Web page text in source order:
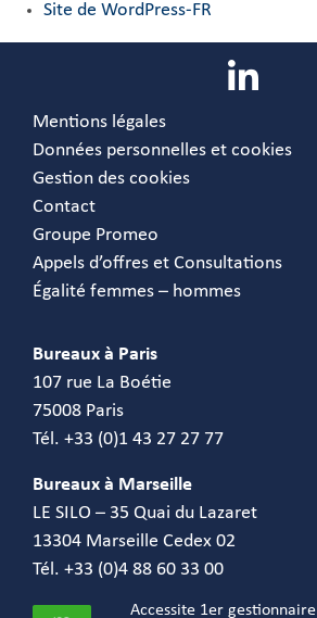
Site de WordPress-FR
Mentions légales
Données personnelles et cookies
Gestion des cookies
Contact
Groupe Promeo
Appels d’offres et Consultations
Égalité femmes – hommes
Bureaux à Paris
107 rue La Boétie
75008 Paris
Tél. +33 (0)1 43 27 27 77
Bureaux à Marseille
LE SILO – 35 Quai du Lazaret
13304 Marseille Cedex 02
Tél. +33 (0)4 88 60 33 00
Accessite 1er gestionnaire